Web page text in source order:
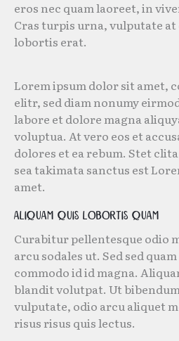
eros nec quam laoreet, in
Cras turpis urna, vulputate at
lobortis erat.
Lorem ipsum dolor sit amet,
elitr, sed diam nonumy
labore et dolore magna
voluptua. At vero eos et
dolores et ea rebum. Stet
sea takimata sanctus est
amet.
Aliquam quis lobortis quam
Curabitur pellentesque odio
arcu sodales ut. Sed sed
commodo id id magna.
blandit volutpat. Ut
vulputate, odio arcu aliquet
risus risus quis lectus.